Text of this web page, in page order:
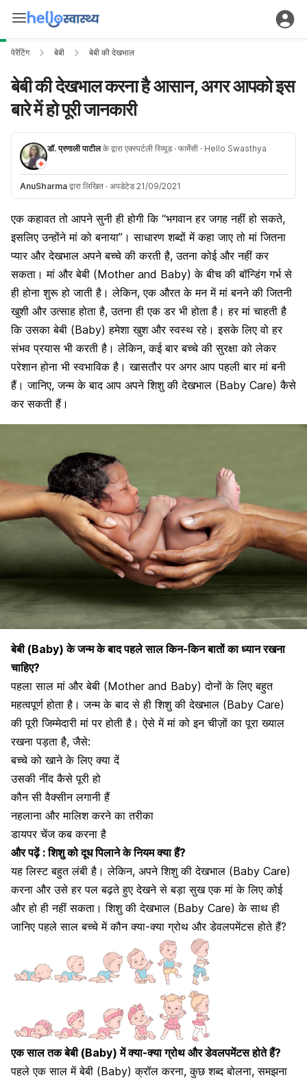
पेरेंटिंग बेबी बेबी की देखभाल
बेबी की देखभाल करना है आसान, अगर आपको इस
बारे में हो पूरी जानकारी
डॉ. प्रणाली पाटीलके द्वारा एक्स्पर्टली रिव्यूड · फार्मेसी · Hello Swasthya
AnuSharma द्वारा लिखित · अपडेटेड 21/09/2021
एक कहावत तो आपने सुनी ही होगी कि “भगवान हर जगह नहीं हो सकते,
इसलिए उन्होंने मां को बनाया”। साधारण शब्दों में कहा जाए तो मां जितना
प्यार और देखभाल अपने बच्चे की करती है, उतना कोई और नहीं कर
सकता। मां और बेबी (Mother and Baby) के बीच की बॉन्डिंग गर्भ से
ही होना शुरू हो जाती है। लेकिन, एक औरत के मन में मां बनने की जितनी
खुशी और उत्साह होता है, उतना ही एक डर भी होता है। हर मां चाहती है
कि उसका बेबी (Baby) हमेशा खुश और स्वस्थ रहे। इसके लिए वो हर
संभव प्रयास भी करती है। लेकिन, कई बार बच्चे की सुरक्षा को लेकर
परेशान होना भी स्वभाविक है। खासतौर पर अगर आप पहली बार मां बनी
हैं। जानिए, जन्म के बाद आप अपने शिशु की देखभाल (Baby Care) कैसे
कर सकती हैं।
बेबी (Baby) के जन्म के बाद पहले साल किन-किन बातों का ध्यान रखना
चाहिए?
पहला साल मां और बेबी (Mother and Baby) दोनों के लिए बहुत
महत्वपूर्ण होता है। जन्म के बाद से ही शिशु की देखभाल (Baby Care)
की पूरी जिम्मेदारी मां पर होती है। ऐसे में मां को इन चीज़ों का पूरा ख्याल
रखना पड़ता है, जैसे:
बच्चे को खाने के लिए क्या दें
उसकी नींद कैसे पूरी हो
कौन सी वैक्सीन लगानी हैं
नहलाना और मालिश करने का तरीका
डायपर चेंज कब करना है
और पढ़ें :शिशु को दूध पिलाने के नियम क्या हैं?
यह लिस्ट बहुत लंबी है। लेकिन, अपने शिशु की देखभाल (Baby Care)
करना और उसे हर पल बढ़ते हुए देखने से बड़ा सुख एक मां के लिए कोई
और हो ही नहीं सकता। शिशु की देखभाल (Baby Care) के साथ ही
जानिए पहले सालबच्चे में कौन क्या-क्या ग्रोथ और डेवलपमेंटस होते हैं?
एक साल तक बेबी (Baby) में क्या-क्या ग्रोथ और डेवलपमेंटस होते हैं?
पहले एक साल में बेबी (Baby) क्रॉल करना, कुछ शब्द बोलना, समझना